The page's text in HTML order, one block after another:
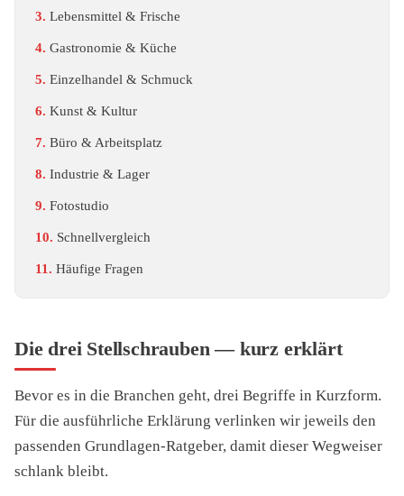
Lebensmittel & Frische
Gastronomie & Küche
Einzelhandel & Schmuck
Kunst & Kultur
Büro & Arbeitsplatz
Industrie & Lager
Fotostudio
Schnellvergleich
Häufige Fragen
Die drei Stellschrauben — kurz erklärt
Bevor es in die Branchen geht, drei Begriffe in Kurzform.
Für die ausführliche Erklärung verlinken wir jeweils den
passenden Grundlagen-Ratgeber, damit dieser Wegweiser
schlank bleibt.